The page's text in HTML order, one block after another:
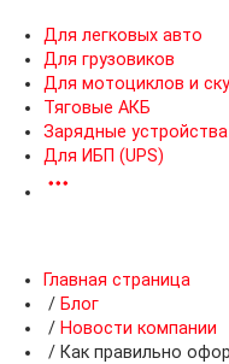
Для легковых авто
Для грузовиков
Для мотоциклов и
Тяговые АКБ
Зарядные устройства
Для ИБП (UPS)
Главная страница
/ Блог
/ Новости компании
/ Как правильно